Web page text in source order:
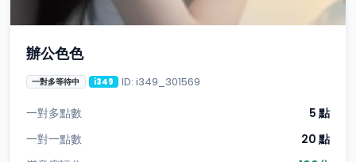
辦公色色
一對多等待中 i349 ID: i349_301569
一對多點數
5 點
一對一點數
20 點